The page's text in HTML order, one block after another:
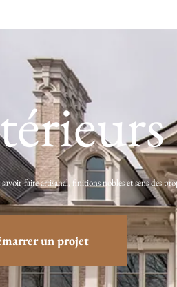
savoir-faire artisanal, finitions nobles et sens des
un projet